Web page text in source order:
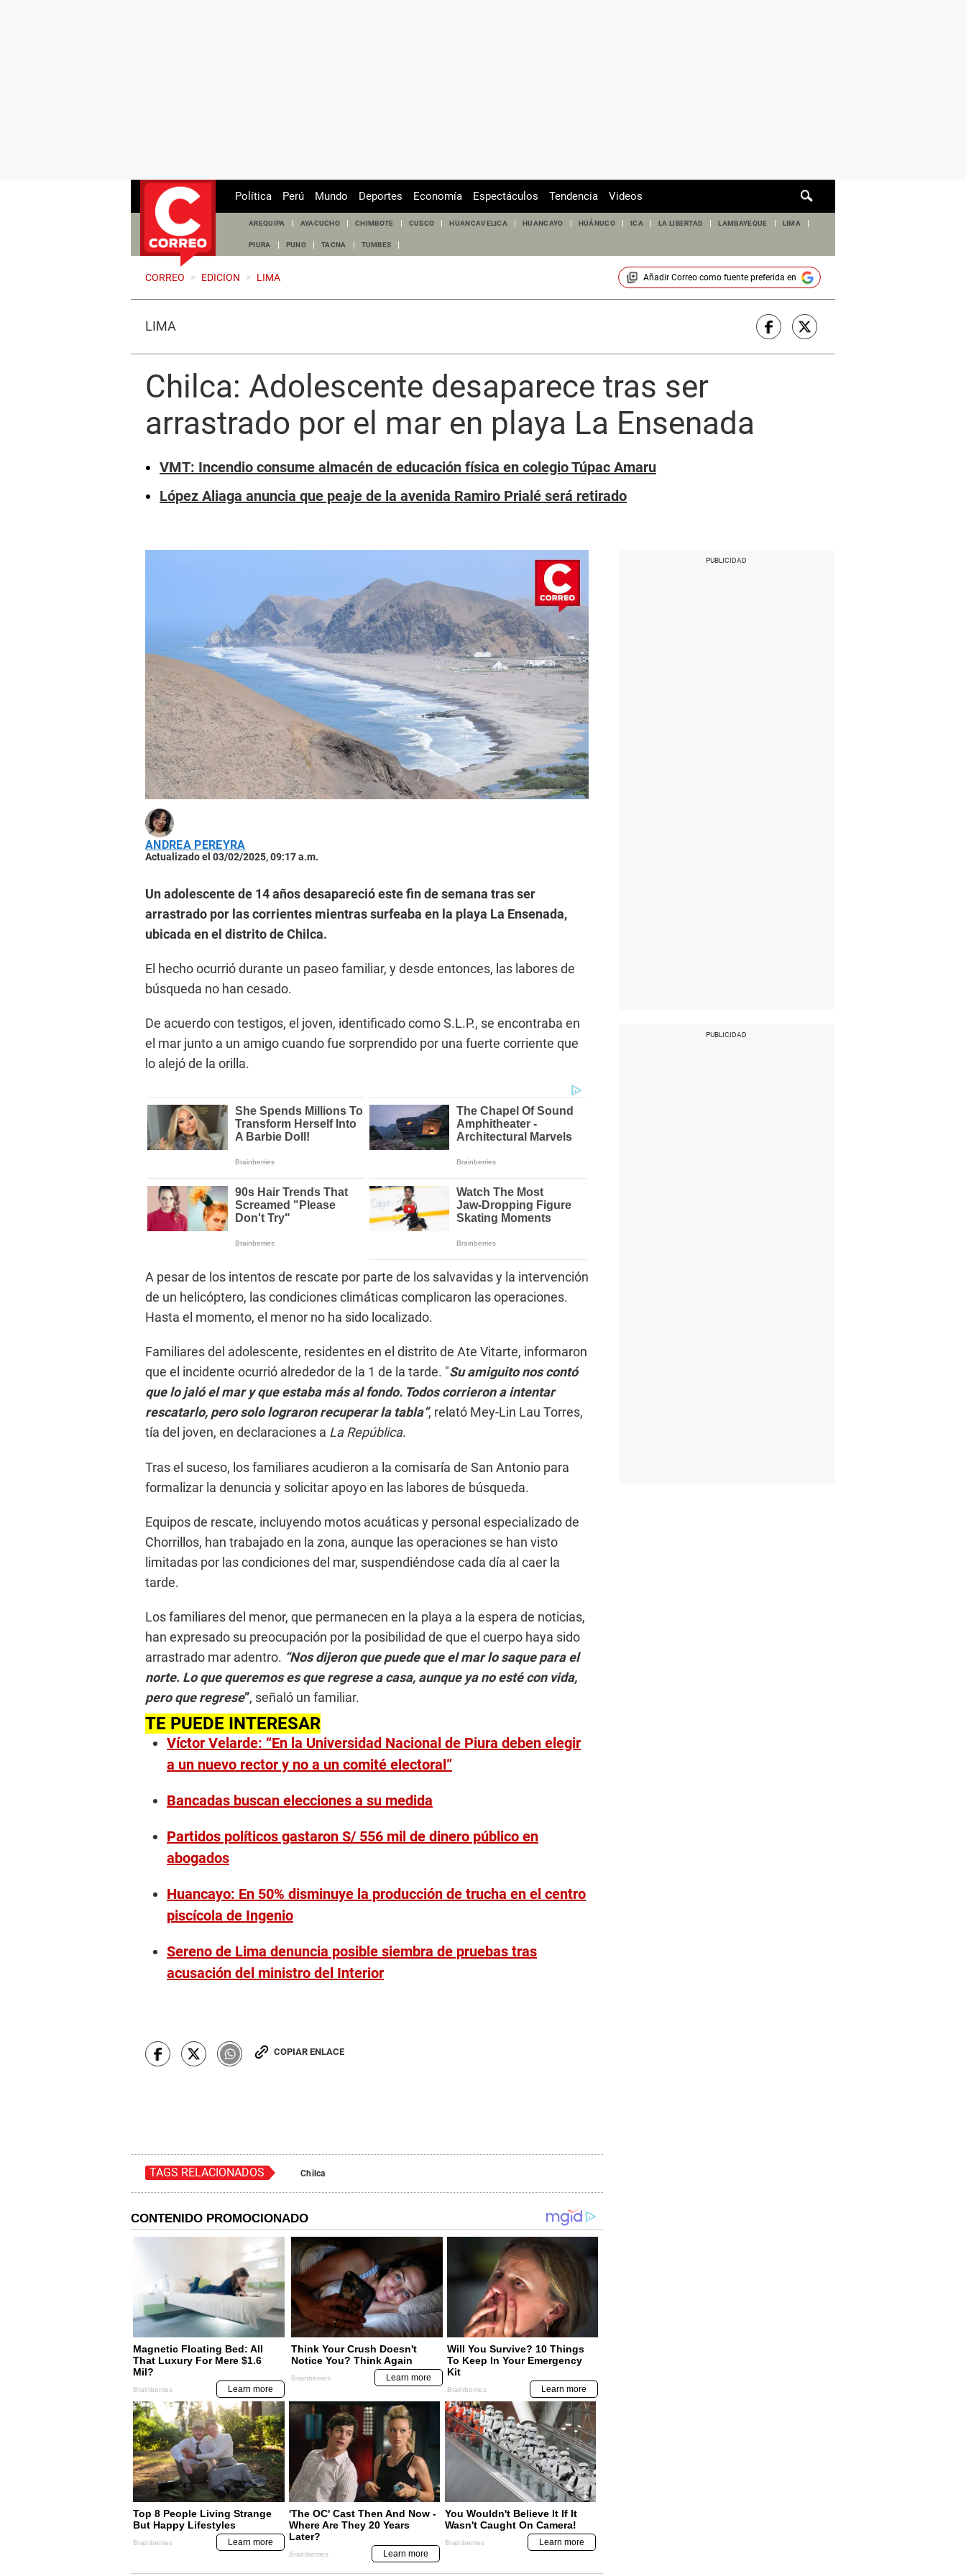
de
Política Perú Mundo Deportes Economía Espectáculos Tendencia Videos
AREQUIPA AYACUCHO CHIMBOTE CUSCO HUANCAVELICA HUANCAYO HUÁNUCO ICA LA LIBERTAD LAMBAYEQUE LIMA
PIURA PUNO TACNA TUMBES
CORREO > EDICION > LIMA Añadir Correocomo fuente preferida en
LIMA
Chilca: Adolescente desaparece tras ser
arrastrado por el mar en playa La Ensenada
VMT: Incendio consume almacén de educación física en colegio Túpac Amaru
López Aliaga anuncia que peaje de la avenida Ramiro Prialé será retirado
ANDREA PEREYRA
Actualizado el 03/02/2025, 09:17 a.m.
Un adolescente de 14 años desapareció este fin de semana tras ser
arrastrado por las corrientes mientras surfeaba en la playa La Ensenada,
ubicada en el distrito de Chilca.
El hecho ocurrió durante un paseo familiar, y desde entonces, las labores de
búsqueda no han cesado.
De acuerdo con testigos, el joven, identificado como S.L.P., se encontraba en
el mar junto a un amigo cuando fue sorprendido por una fuerte corriente que
lo alejó de la orilla.
A pesar de los intentos de rescate por parte de los salvavidas y la intervención
de un helicóptero, las condiciones climáticas complicaron las operaciones.
Hasta el momento, el menor no ha sido localizado.
Familiares del adolescente, residentes en el distrito de Ate Vitarte, informaron
que el incidente ocurrió alrededor de la 1 de la tarde. "Su amiguito nos contó
que lo jaló el mar y que estaba más al fondo. Todos corrieron a intentar
rescatarlo, pero solo lograron recuperar la tabla”, relató Mey-Lin Lau Torres,
tía del joven, en declaraciones a La República.
Tras el suceso, los familiares acudieron a la comisaría de San Antonio para
formalizar la denuncia y solicitar apoyo en las labores de búsqueda.
Equipos de rescate, incluyendo motos acuáticas y personal especializado de
Chorrillos, han trabajado en la zona, aunque las operaciones se han visto
limitadas por las condiciones del mar, suspendiéndose cada día al caer la
tarde.
Los familiares del menor, que permanecen en la playa a la espera de noticias,
han expresado su preocupación por la posibilidad de que el cuerpo haya sido
arrastrado mar adentro. “Nos dijeron que puede que el mar lo saque para el
norte. Lo que queremos es que regrese a casa, aunque ya no esté con vida,
pero que regrese”, señaló un familiar.
TE PUEDE INTERESAR
Víctor Velarde: “En la Universidad Nacional de Piura deben elegir
a un nuevo rector y no a un comité electoral”
Bancadas buscan elecciones a su medida
Partidos políticos gastaron S/ 556 mil de dinero público en
abogados
Huancayo: En 50% disminuye la producción de trucha en el centro
piscícola de Ingenio
Sereno de Lima denuncia posible siembra de pruebas tras
acusación del ministro del Interior
COPIAR ENLACE
TAGS RELACIONADOS Chilca